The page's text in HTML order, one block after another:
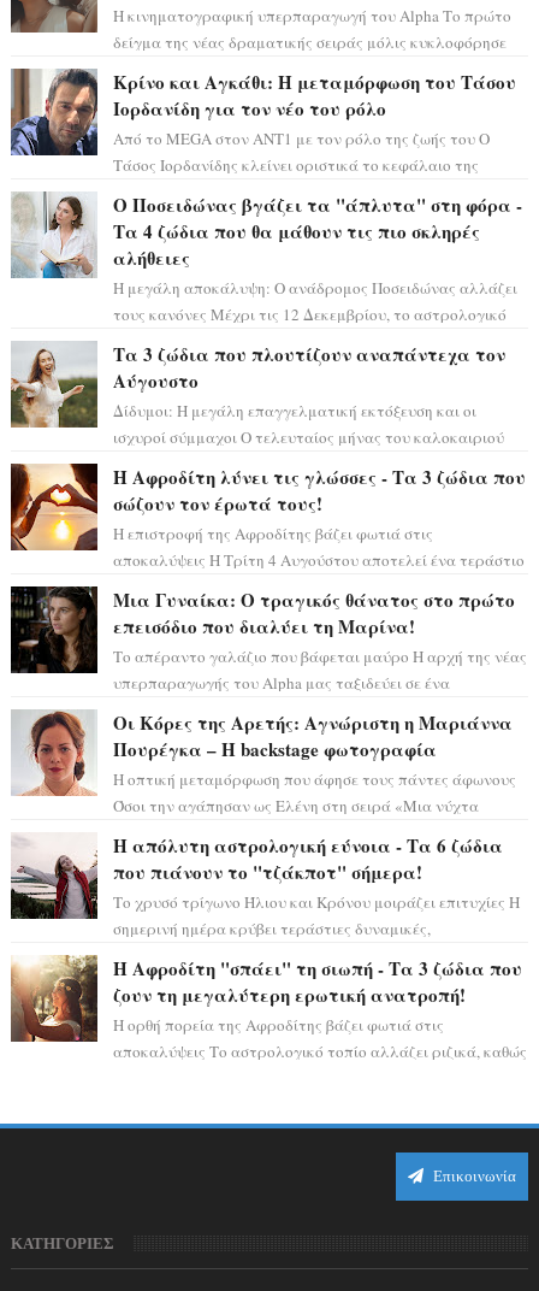
Η κινηματογραφική υπερπαραγωγή του Alpha Το πρώτο
δείγμα της νέας δραματικής σειράς μόλις κυκλοφόρησε
Κρίνο και Αγκάθι: Η μεταμόρφωση του Τάσου
Ιορδανίδη για τον νέο του ρόλο
Από το MEGA στον ΑΝΤ1 με τον ρόλο της ζωής του Ο
Τάσος Ιορδανίδης κλείνει οριστικά το κεφάλαιο της
Ο Ποσειδώνας βγάζει τα "άπλυτα" στη φόρα -
Τα 4 ζώδια που θα μάθουν τις πιο σκληρές
αλήθειες
Η μεγάλη αποκάλυψη: Ο ανάδρομος Ποσειδώνας αλλάζει
τους κανόνες Μέχρι τις 12 Δεκεμβρίου, το αστρολογικό
Τα 3 ζώδια που πλουτίζουν αναπάντεχα τον
Αύγουστο
Δίδυμοι: Η μεγάλη επαγγελματική εκτόξευση και οι
ισχυροί σύμμαχοι Ο τελευταίος μήνας του καλοκαιριού
Η Αφροδίτη λύνει τις γλώσσες - Τα 3 ζώδια που
σώζουν τον έρωτά τους!
Η επιστροφή της Αφροδίτης βάζει φωτιά στις
αποκαλύψεις Η Τρίτη 4 Αυγούστου αποτελεί ένα τεράστιο
Μια Γυναίκα: Ο τραγικός θάνατος στο πρώτο
επεισόδιο που διαλύει τη Μαρίνα!
Το απέραντο γαλάζιο που βάφεται μαύρο Η αρχή της νέας
υπερπαραγωγής του Alpha μας ταξιδεύει σε ένα
Οι Κόρες της Αρετής: Αγνώριστη η Μαριάννα
Πουρέγκα – H backstage φωτογραφία
Η οπτική μεταμόρφωση που άφησε τους πάντες άφωνους
Όσοι την αγάπησαν ως Ελένη στη σειρά «Μια νύχτα
Η απόλυτη αστρολογική εύνοια - Τα 6 ζώδια
που πιάνουν το "τζάκποτ" σήμερα!
Το χρυσό τρίγωνο Ήλιου και Κρόνου μοιράζει επιτυχίες Η
σημερινή ημέρα κρύβει τεράστιες δυναμικές,
Η Αφροδίτη "σπάει" τη σιωπή - Τα 3 ζώδια που
ζουν τη μεγαλύτερη ερωτική ανατροπή!
Η ορθή πορεία της Αφροδίτης βάζει φωτιά στις
αποκαλύψεις Το αστρολογικό τοπίο αλλάζει ριζικά, καθώς
Επικοινωνία
ΚΑΤΗΓΟΡΙΕΣ